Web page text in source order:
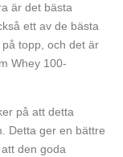
är det bästa
ett av de bästa
topp, och det är
Whey 100-
på att detta
Detta ger en bättre
den goda